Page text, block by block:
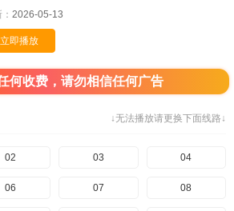
2026-05-13
立即播放
何收费，请勿相信任何广告
↓无法播放请更换下面线路↓
02 03 04
06 07 08